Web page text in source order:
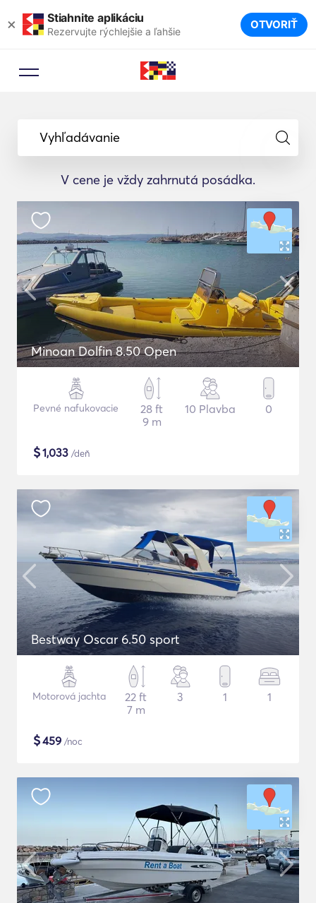
× Stiahnite aplikáciu
Rezervujte rýchlejšie a ľahšie OTVORIŤ
Vyhľadávanie
V cene je vždy zahrnutá posádka.
Minoan Dolfin 8.50 Open
Pevné nafukovacie
28 ft
9 m
10 Plavba 0
$1,033 /deň
Bestway Oscar 6.50 sport
Motorová jachta
22 ft
7 m
3 1 1
$459 /noc